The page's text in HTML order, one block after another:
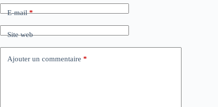
E-mail*
Site web
Ajouter un commentaire *